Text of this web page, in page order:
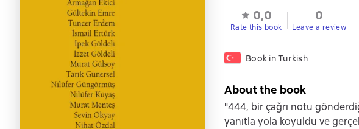
0,0
Rate this book
0
Leave a review
Book in Turkish
About the book
"444, bir çağrı notu
yanıtla yola koyuldu ve